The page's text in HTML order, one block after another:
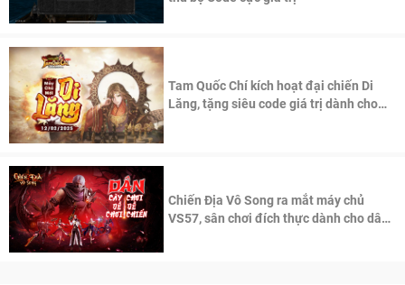
Tam Quốc Chí kích hoạt đại chiến Di
Lăng, tặng siêu code giá trị dành cho
Chiến Địa Vô Song ra mắt máy chủ
VS57, sân chơi đích thực dành cho dân